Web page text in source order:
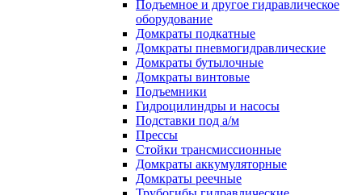
Подъемное и другое гидравлическое
оборудование
Домкраты подкатные
Домкраты пневмогидравлические
Домкраты бутылочные
Домкраты винтовые
Подъемники
Гидроцилиндры и насосы
Подставки под а/м
Прессы
Стойки трансмиссионные
Домкраты аккумуляторные
Домкраты реечные